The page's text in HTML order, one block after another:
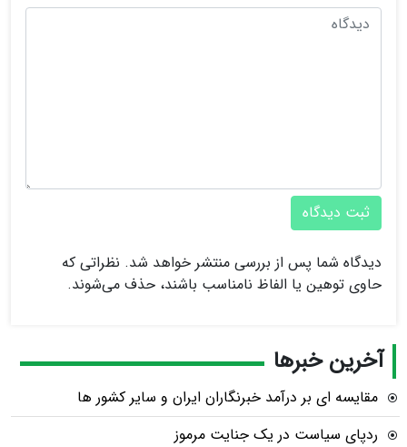
ثبت دیدگاه
دیدگاه شما پس از بررسی منتشر خواهد شد. نظراتی که
حاوی توهین یا الفاظ نامناسب باشند، حذف می‌شوند.
آخرین خبرها
مقایسه ای بر درآمد خبرنگاران ایران و سایر کشور ها
ردپای سیاست در یک جنایت مرموز